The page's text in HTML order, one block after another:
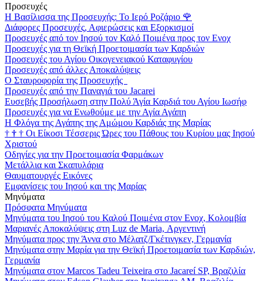
Προσευχές
Η Βασίλισσα της Προσευχής: Το Ιερό Ροζάριο 🌹
Διάφορες Προσευχές, Αφιερώσεις και Εξορκισμοί
Προσευχές από τον Ιησού τον Καλό Ποιμένα προς τον Ενοχ
Προσευχές για τη Θεϊκή Προετοιμασία των Καρδιών
Προσευχές του Αγίου Οικογενειακού Καταφυγίου
Προσευχές από άλλες Αποκαλύψεις
Ο Σταυροφορία της Προσευχής
Προσευχές από την Παναγιά του Jacarei
Ευσεβής Προσήλωση στην Πολύ Άγία Καρδιά του Αγίου Ιωσήφ
Προσευχές για να Ενωθούμε με την Αγία Αγάπη
Η Φλόγα της Αγάπης της Αμώμου Καρδιάς της Μαρίας
† † † Οι Είκοσι Τέσσερις Ώρες του Πάθους του Κυρίου μας Ιησού
Χριστού
Οδηγίες για την Προετοιμασία Φαρμάκων
Μετάλλια και Σκαπυλάρια
Θαυματουργές Εικόνες
Εμφανίσεις του Ιησού και της Μαρίας
Μηνύματα
Πρόσφατα Μηνύματα
Μηνύματα του Ιησού του Καλού Ποιμένα στον Ενοχ, Κολομβία
Μαριανές Αποκαλύψεις στη Luz de Maria, Αργεντινή
Μηνύματα προς την Άννα στο Μέλατζ/Γκέτινγκεν, Γερμανία
Μηνύματα στην Μαρία για την Θεϊκή Προετοιμασία των Καρδιών,
Γερμανία
Μηνύματα στον Marcos Tadeu Teixeira στο Jacareí SP, Βραζιλία